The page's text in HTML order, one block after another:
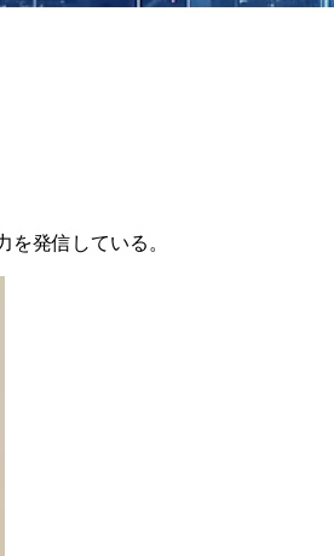
発信している。